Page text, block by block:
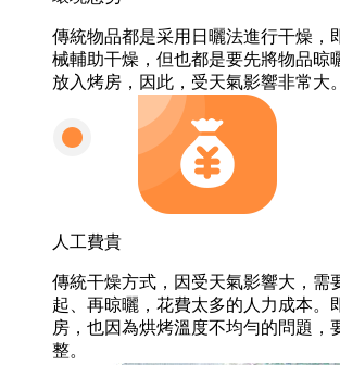
傳統物品都是采用日曬法進行干燥，
械輔助干燥，但也都是要先將物品晾
放入烤房，因此，受天氣影響非常大。
人工費貴
傳統干燥方式，因受天氣影響大，需
起、再晾曬，花費太多的人力成本。
房，也因為烘烤溫度不均勻的問題，
整。